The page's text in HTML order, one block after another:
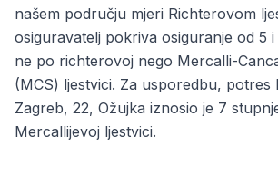
našem području mjeri Richterovom
osiguravatelj pokriva osiguranje od 5
ne po richterovoj nego Mercalli-
(MCS) ljestvici. Za usporedbu, potres
Zagreb, 22, Ožujka iznosio je 7
Mercallijevoj ljestvici.